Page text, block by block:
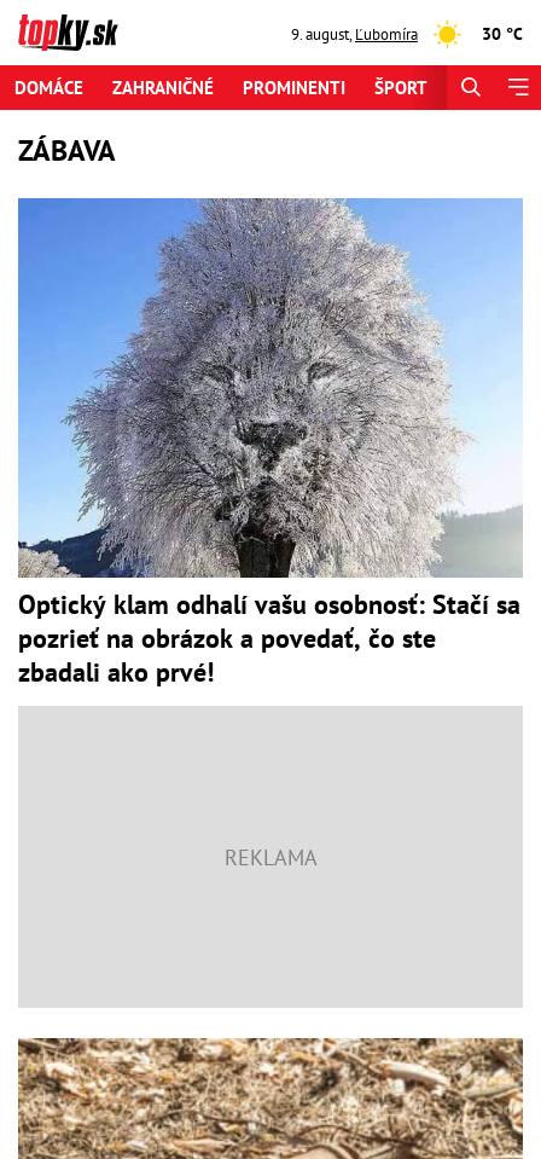
9. august,Ľubomíra 30 °C
DOMÁCE ZAHRANIČNÉ PROMINENTI ŠPORT
ZÁBAVA
Optický klam odhalí vašu osobnosť: Stačí sa
pozrieť na obrázok a povedať, čo ste
zbadali ako prvé!